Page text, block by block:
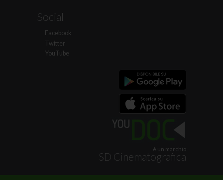
Social
Facebook
Twitter
YouTube
è un marchio
SD Cinematografica